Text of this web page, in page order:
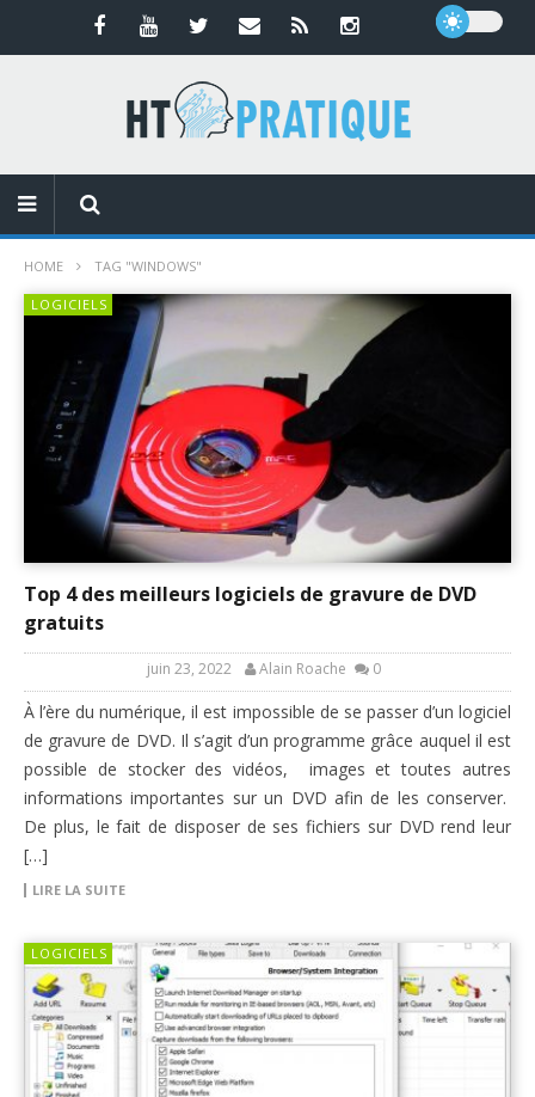
HOME TAG "WINDOWS"
LOGICIELS
Top 4 des meilleurs logiciels de gravure de DVD
gratuits
juin 23, 2022 Alain Roache 0
À l’ère du numérique, il est impossible de se passer d’un logiciel
de gravure de DVD. Il s’agit d’un programme grâce auquel il est
possible de stocker des vidéos, images et toutes autres
informations importantes sur un DVD afin de les conserver.
De plus, le fait de disposer de ses fichiers sur DVD rend leur
[…]
LIRE LA SUITE
LOGICIELS